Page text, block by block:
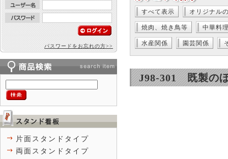
すべて表示 オリジナル
焼肉、焼き鳥等 中華料
水産関係 園芸関係
J98-301 既製の
パスワードをお忘れの方>>
片面スタンドタイプ
両面スタンドタイプ